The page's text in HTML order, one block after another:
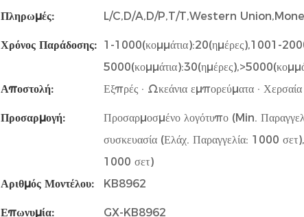
Πληρωμές: L/C,D/A,D/P,T/T,Western
Χρόνος Παράδοσης: 1-1000(κομμάτια):20(ημέρες),1001-
Αποστολή:
Εξπρές · Ωκεάνια εμπορεύματα ·
Προσαρμογή:
Προσαρμοσμένο λογότυπο (Min.
συσκευασία (Ελάχ. Παραγγελία: 1000
1000 σετ)
Αριθμός Μοντέλου:
KB8962
Επωνυμία: GX-KB8962